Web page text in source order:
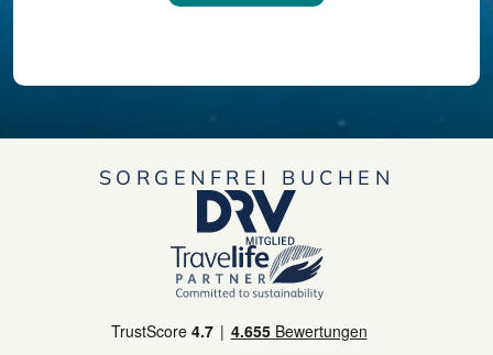
SORGENFREI BUCHEN